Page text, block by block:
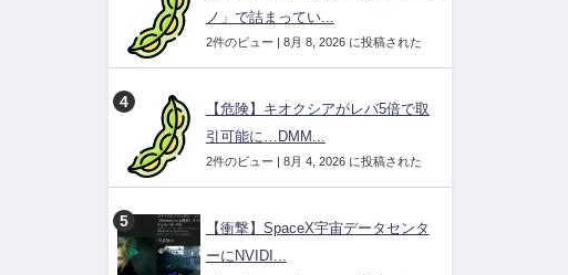
ノ」で詰まってい...
2件のビュー | 8月 8, 2026 に投稿された
【危険】キオクシアがレバ5倍で取
引可能に…DMM...
2件のビュー | 8月 4, 2026 に投稿された
【衝撃】SpaceX宇宙データセンタ
ーにNVIDI...